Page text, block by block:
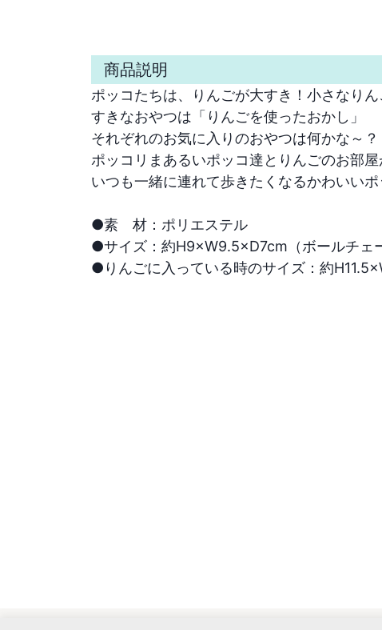
商品説明
ポッコたちは、りんごが大すき！小さなりん
すきなおやつは「りんごを使ったおかし」
それぞれのお気に入りのおやつは何かな～？
ポッコリまあるいポッコ達とりんごのお部
いつも一緒に連れて歩きたくなるかわいい
●素　材：ポリエステル
●サイズ：約H9×W9.5×D7cm（ボールチェ
●りんごに入っている時のサイズ：約